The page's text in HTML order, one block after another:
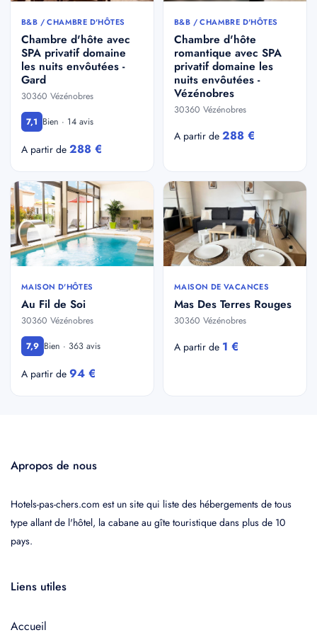
B&B / CHAMBRE D'HÔTES
Chambre d'hôte avec
SPA privatif domaine
les nuits envôutées -
Gard
30360 Vézénobres
7,1 Bien · 14 avis
A partir de 288 €
B&B / CHAMBRE D'HÔTES
Chambre d'hôte
romantique avec SPA
privatif domaine les
nuits envôutées -
Vézénobres
30360 Vézénobres
A partir de 288 €
MAISON D'HÔTES
Au Fil de Soi
30360 Vézénobres
7,9 Bien · 363 avis
A partir de 94 €
MAISON DE VACANCES
Mas Des Terres Rouges
30360 Vézénobres
A partir de 1 €
Apropos de nous
Hotels-pas-chers.com est un site qui liste des hébergements de tous
type allant de l'hôtel, la cabane au gîte touristique dans plus de 10
pays.
Liens utiles
Accueil